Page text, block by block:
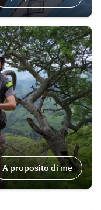
A proposito di me